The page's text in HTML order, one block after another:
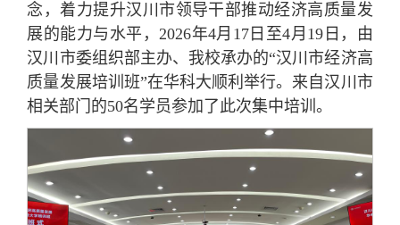
念，着力提升汉川市领导干部推动经济高质量发
展的能力与水平，2026年4月17日至4月19日，由
汉川市委组织部主办、我校承办的“汉川市经济高
质量发展培训班”在华科大顺利举行。来自汉川市
相关部门的50名学员参加了此次集中培训。